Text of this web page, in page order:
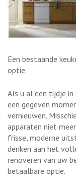
Een bestaande
optie
Als u al een tijdje
een gegeven
vernieuwen.
apparaten niet
frisse, moderne
denken aan het
renoveren van uw
betaalbare optie.